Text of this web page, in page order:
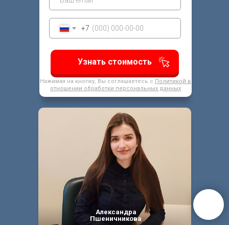
+7
Узнать стоимость
Александра
Пшеничникова
Нажимая на кнопку, Вы соглашаетесь с Политикой в
отношении обработки персональных данных